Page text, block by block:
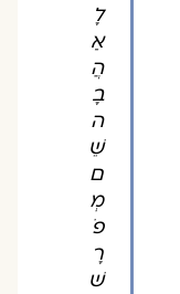
לָ
אַ
הֲ
בָ
ה
שֵׁ
ם
מְ
פֹ
רָ
שׁ